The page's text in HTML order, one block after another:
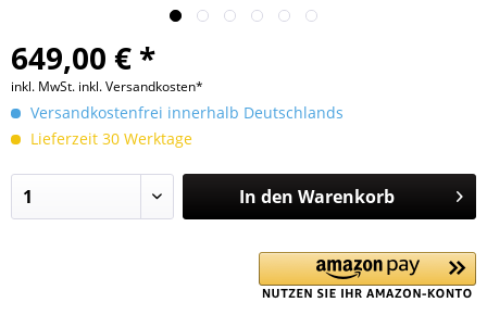
649,00 € *
inkl. MwSt. inkl. Versandkosten*
Versandkostenfrei innerhalb Deutschlands
Lieferzeit 30 Werktage
In den Warenkorb